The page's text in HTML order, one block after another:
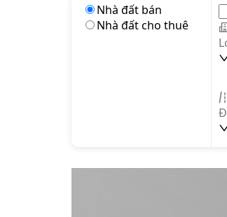
Nhà đất bán
Nhà đất cho thuê